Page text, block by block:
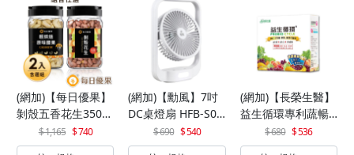
(網加)【每日優果】
剝殼五香花生350G
+罐裝原味烘焙腰果
320G
1,165 740
(網加)【勳風】7吋
DC桌燈扇 HFB-S06
690 540
(網加)【長榮生醫】
益生循環專利蔬暢
配方輕體順暢(30包/
盒)x1
680 536